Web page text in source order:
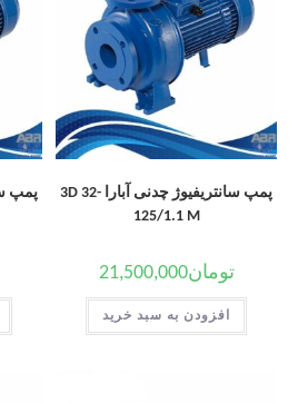
پمپ سانتریفیوژ چدنی آبارا 3D 32-
125/1.1 M
تومان21,500,000
افزودن به سبد خرید